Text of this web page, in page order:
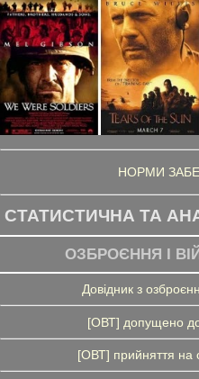
НОРМИ
СТАТИСТИЧНА ТА
ОЗБРОЄННЯ І
Довідник з
[ОВТ] допущено до
[ОВТ] прийняття на